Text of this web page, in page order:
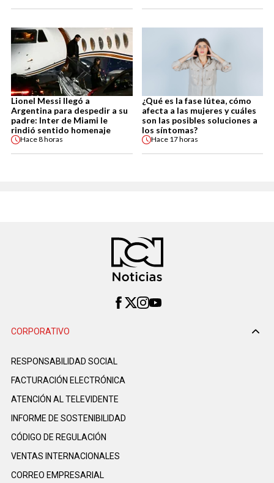
Lionel Messi llegó a
Argentina para despedir a su
padre: Inter de Miami le
rindió sentido homenaje
Hace8 horas
¿Qué es la fase lútea, cómo
afecta a las mujeres y cuáles
son las posibles soluciones a
los síntomas?
Hace 17 horas
CORPORATIVO
RESPONSABILIDAD SOCIAL
FACTURACIÓN ELECTRÓNICA
ATENCIÓN AL TELEVIDENTE
INFORME DE SOSTENIBILIDAD
CÓDIGO DE REGULACIÓN
VENTAS INTERNACIONALES
CORREO EMPRESARIAL